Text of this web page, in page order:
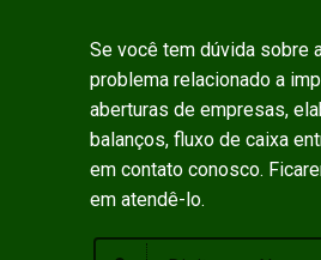
Se você tem dúvida sobre
problema relacionado a
aberturas de empresas,
balanços, fluxo de caixa
em contato conosco.
em atendê-lo.